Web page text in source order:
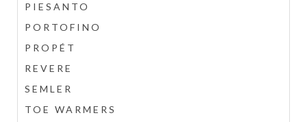
PIESANTO
PORTOFINO
PROPÉT
REVERE
SEMLER
TOE WARMERS